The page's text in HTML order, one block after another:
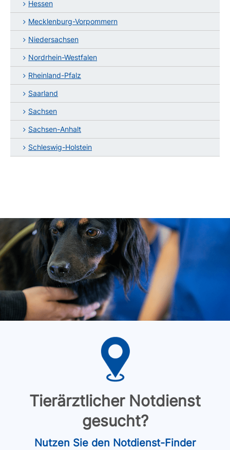
Hessen
Mecklenburg-Vorpommern
Niedersachsen
Nordrhein-Westfalen
Rheinland-Pfalz
Saarland
Sachsen
Sachsen-Anhalt
Schleswig-Holstein
Tierärztlicher Notdienst
gesucht?
Nutzen Sie den Notdienst-Finder